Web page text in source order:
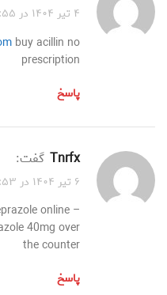
۴ تیر ۱۴۰۴ در ۱۱:۵۵ ب.ظ
buy acillin no
prescription
پاسخ
tnrfx گفت:
۶ تیر ۱۴۰۴ در ۳:۵۳ ب.ظ
online –
40mg over
the counter
پاسخ